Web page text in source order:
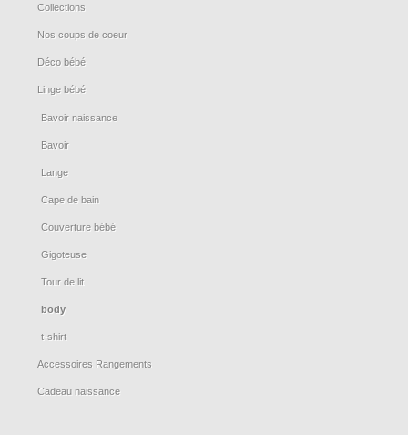
Collections
Nos coups de coeur
Déco bébé
Linge bébé
Bavoir naissance
Bavoir
Lange
Cape de bain
Couverture bébé
Gigoteuse
Tour de lit
body
t-shirt
Accessoires Rangements
Cadeau naissance